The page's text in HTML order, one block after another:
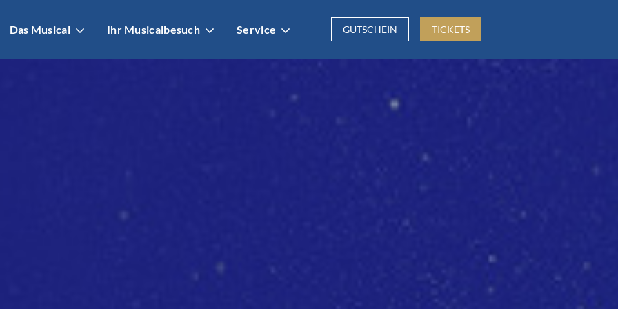
Das Musical Ihr Musicalbesuch Service GUTSCHEIN TICKETS